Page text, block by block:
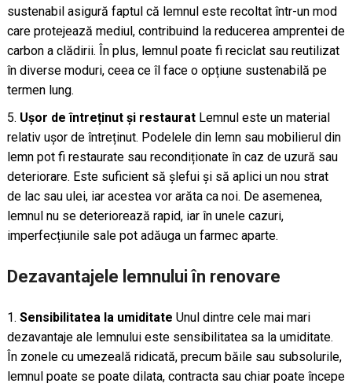
sustenabil asigură faptul că lemnul este recoltat într-un mod
care protejează mediul, contribuind la reducerea amprentei de
carbon a clădirii. În plus, lemnul poate fi reciclat sau reutilizat
în diverse moduri, ceea ce îl face o opțiune sustenabilă pe
termen lung.
Ușor de întreținut și restauratLemnul este un material
relativ ușor de întreținut. Podelele din lemn sau mobilierul din
lemn pot fi restaurate sau recondiționate în caz de uzură sau
deteriorare. Este suficient să șlefui și să aplici un nou strat
de lac sau ulei, iar acestea vor arăta ca noi. De asemenea,
lemnul nu se deteriorează rapid, iar în unele cazuri,
imperfecțiunile sale pot adăuga un farmec aparte.
Dezavantajele lemnului în renovare
Sensibilitatea la umiditate Unul dintre cele mai mari
dezavantaje ale lemnului este sensibilitatea sa la umiditate.
În zonele cu umezeală ridicată, precum băile sau subsolurile,
lemnul poate se poate dilata, contracta sau chiar poate începe